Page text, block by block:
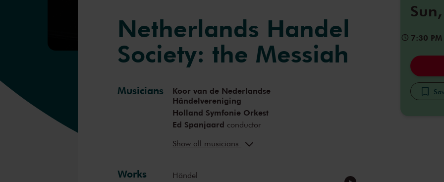
7:30 PM
Netherlands Handel
Society: the Messiah
Musicians
Koor van de Nederlandse
Händelvereniging
Holland Symfonie Orkest
Ed Spanjaard conductor
Dave ten Katecountertenor
Raoul Steffani
Show all musicians
Works Händel